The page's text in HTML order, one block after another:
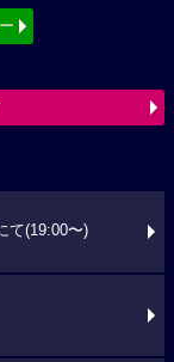
て(19:00〜)